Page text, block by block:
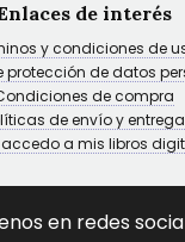
de interés
y condiciones de
protección de datos
de compra
de envío y entrega
a mis libros
en redes